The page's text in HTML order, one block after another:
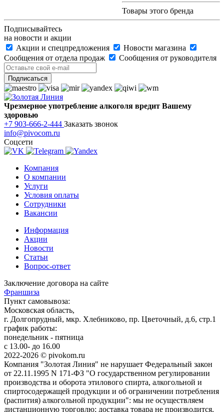
Товары этого бренда
Подписывайтесь
на новости и акции
Акции и спецпредложения
Новости магазина
Сообщения от отдела продаж
Сообщения от руководителя
Чрезмерное употребление алкоголя вредит Вашему
здоровью
+7 903-666-2-444 Заказать звонок
info@pivocom.ru
Соцсети
Компания
О компании
Услуги
Условия оплаты
Сотрудники
Вакансии
Информация
Акции
Новости
Статьи
Вопрос-ответ
Заключение договора на сайте
Франшиза
Пункт самовывоза:
Московская область,
г. Долгопрудный, мкр. Хлебниково, пр. Цветочный, д.6, стр.1
график работы:
понедельник - пятница
с 13.00- до 16.00
2022-2026 © pivokom.ru
Компания "Золотая Линия" не нарушает Федеральный закон
от 22.11.1995 N 171-ФЗ "О государственном регулировании
производства и оборота этилового спирта, алкогольной и
спиртосодержащей продукции и об ограничении потребления
(распития) алкогольной продукции": мы не осуществляем
дистанционную торговлю; доставка товара не производится,